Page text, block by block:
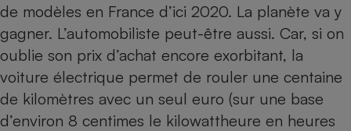
de modèles en France d’ici 2020. La planète va y
gagner. L’automobiliste peut-être aussi. Car, si on
oublie son prix d’achat encore exorbitant, la
voiture électrique permet de rouler une centaine
de kilomètres avec un seul euro (sur une base
d’environ 8 centimes le kilowattheure en heures
bouteille
Banque
Lave-linge
Téléviseur
Matelas
Antimoustique